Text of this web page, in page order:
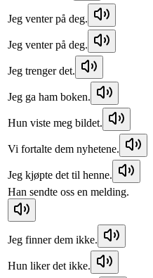
Jeg venter på deg.
Jeg venter på deg.
Jeg trenger det.
Jeg ga ham boken.
Hun viste meg bildet.
Vi fortalte dem nyhetene.
Jeg kjøpte det til henne.
Han sendte oss en melding.
Jeg finner dem ikke.
Hun liker det ikke.